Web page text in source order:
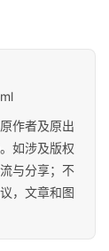
作者及原出
如涉及版权
与分享；不
，文章和图